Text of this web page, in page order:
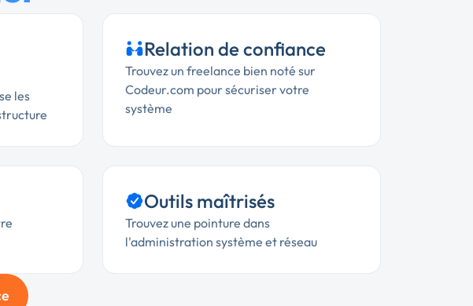
les
Relation de confiance
Trouvez un freelance bien noté sur
Codeur.com pour sécuriser votre
système
Outils maîtrisés
Trouvez une pointure dans
l'administration système et réseau